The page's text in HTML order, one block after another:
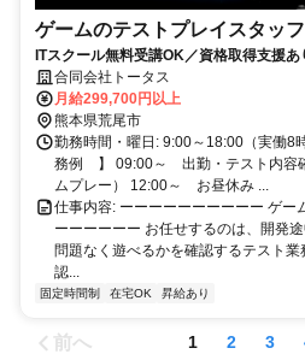
ゲームのテストプレイスタッフ
ITスクール無料受講OK／資格取得支援
迎／土日祝休み／年間休日135日
合同会社トータス
月給299,700円以上
熊本県荒尾市
勤務時間・曜日: 9:00～18:00（実働
務例 】 09:00～ 出勤・テスト内容
ムプレー） 12:00～ お昼休み ...
仕事内容: ーーーーーーーーーー ゲー
ーーーーーー お任せするのは、開発
問題なく遊べるかを確認するテスト
認...
固定時間制 在宅OK 昇給あり
前へ 1 2 3